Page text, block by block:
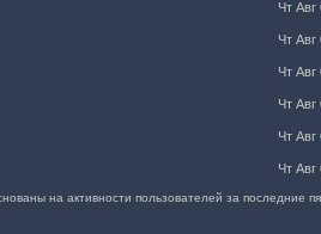
Чт Авг
Чт Авг
Чт Авг
Чт Авг
Чт Авг
Чт Авг
на активности пользователей за последние